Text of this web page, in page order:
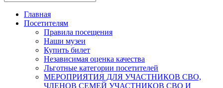
Главная
Посетителям
Правила посещения
Наши музеи
Купить билет
Независимая оценка качества
Льготные категории посетителей
МЕРОПРИЯТИЯ ДЛЯ УЧАСТНИКОВ СВО,
ЧЛЕНОВ СЕМЕЙ УЧАСТНИКОВ СВО И